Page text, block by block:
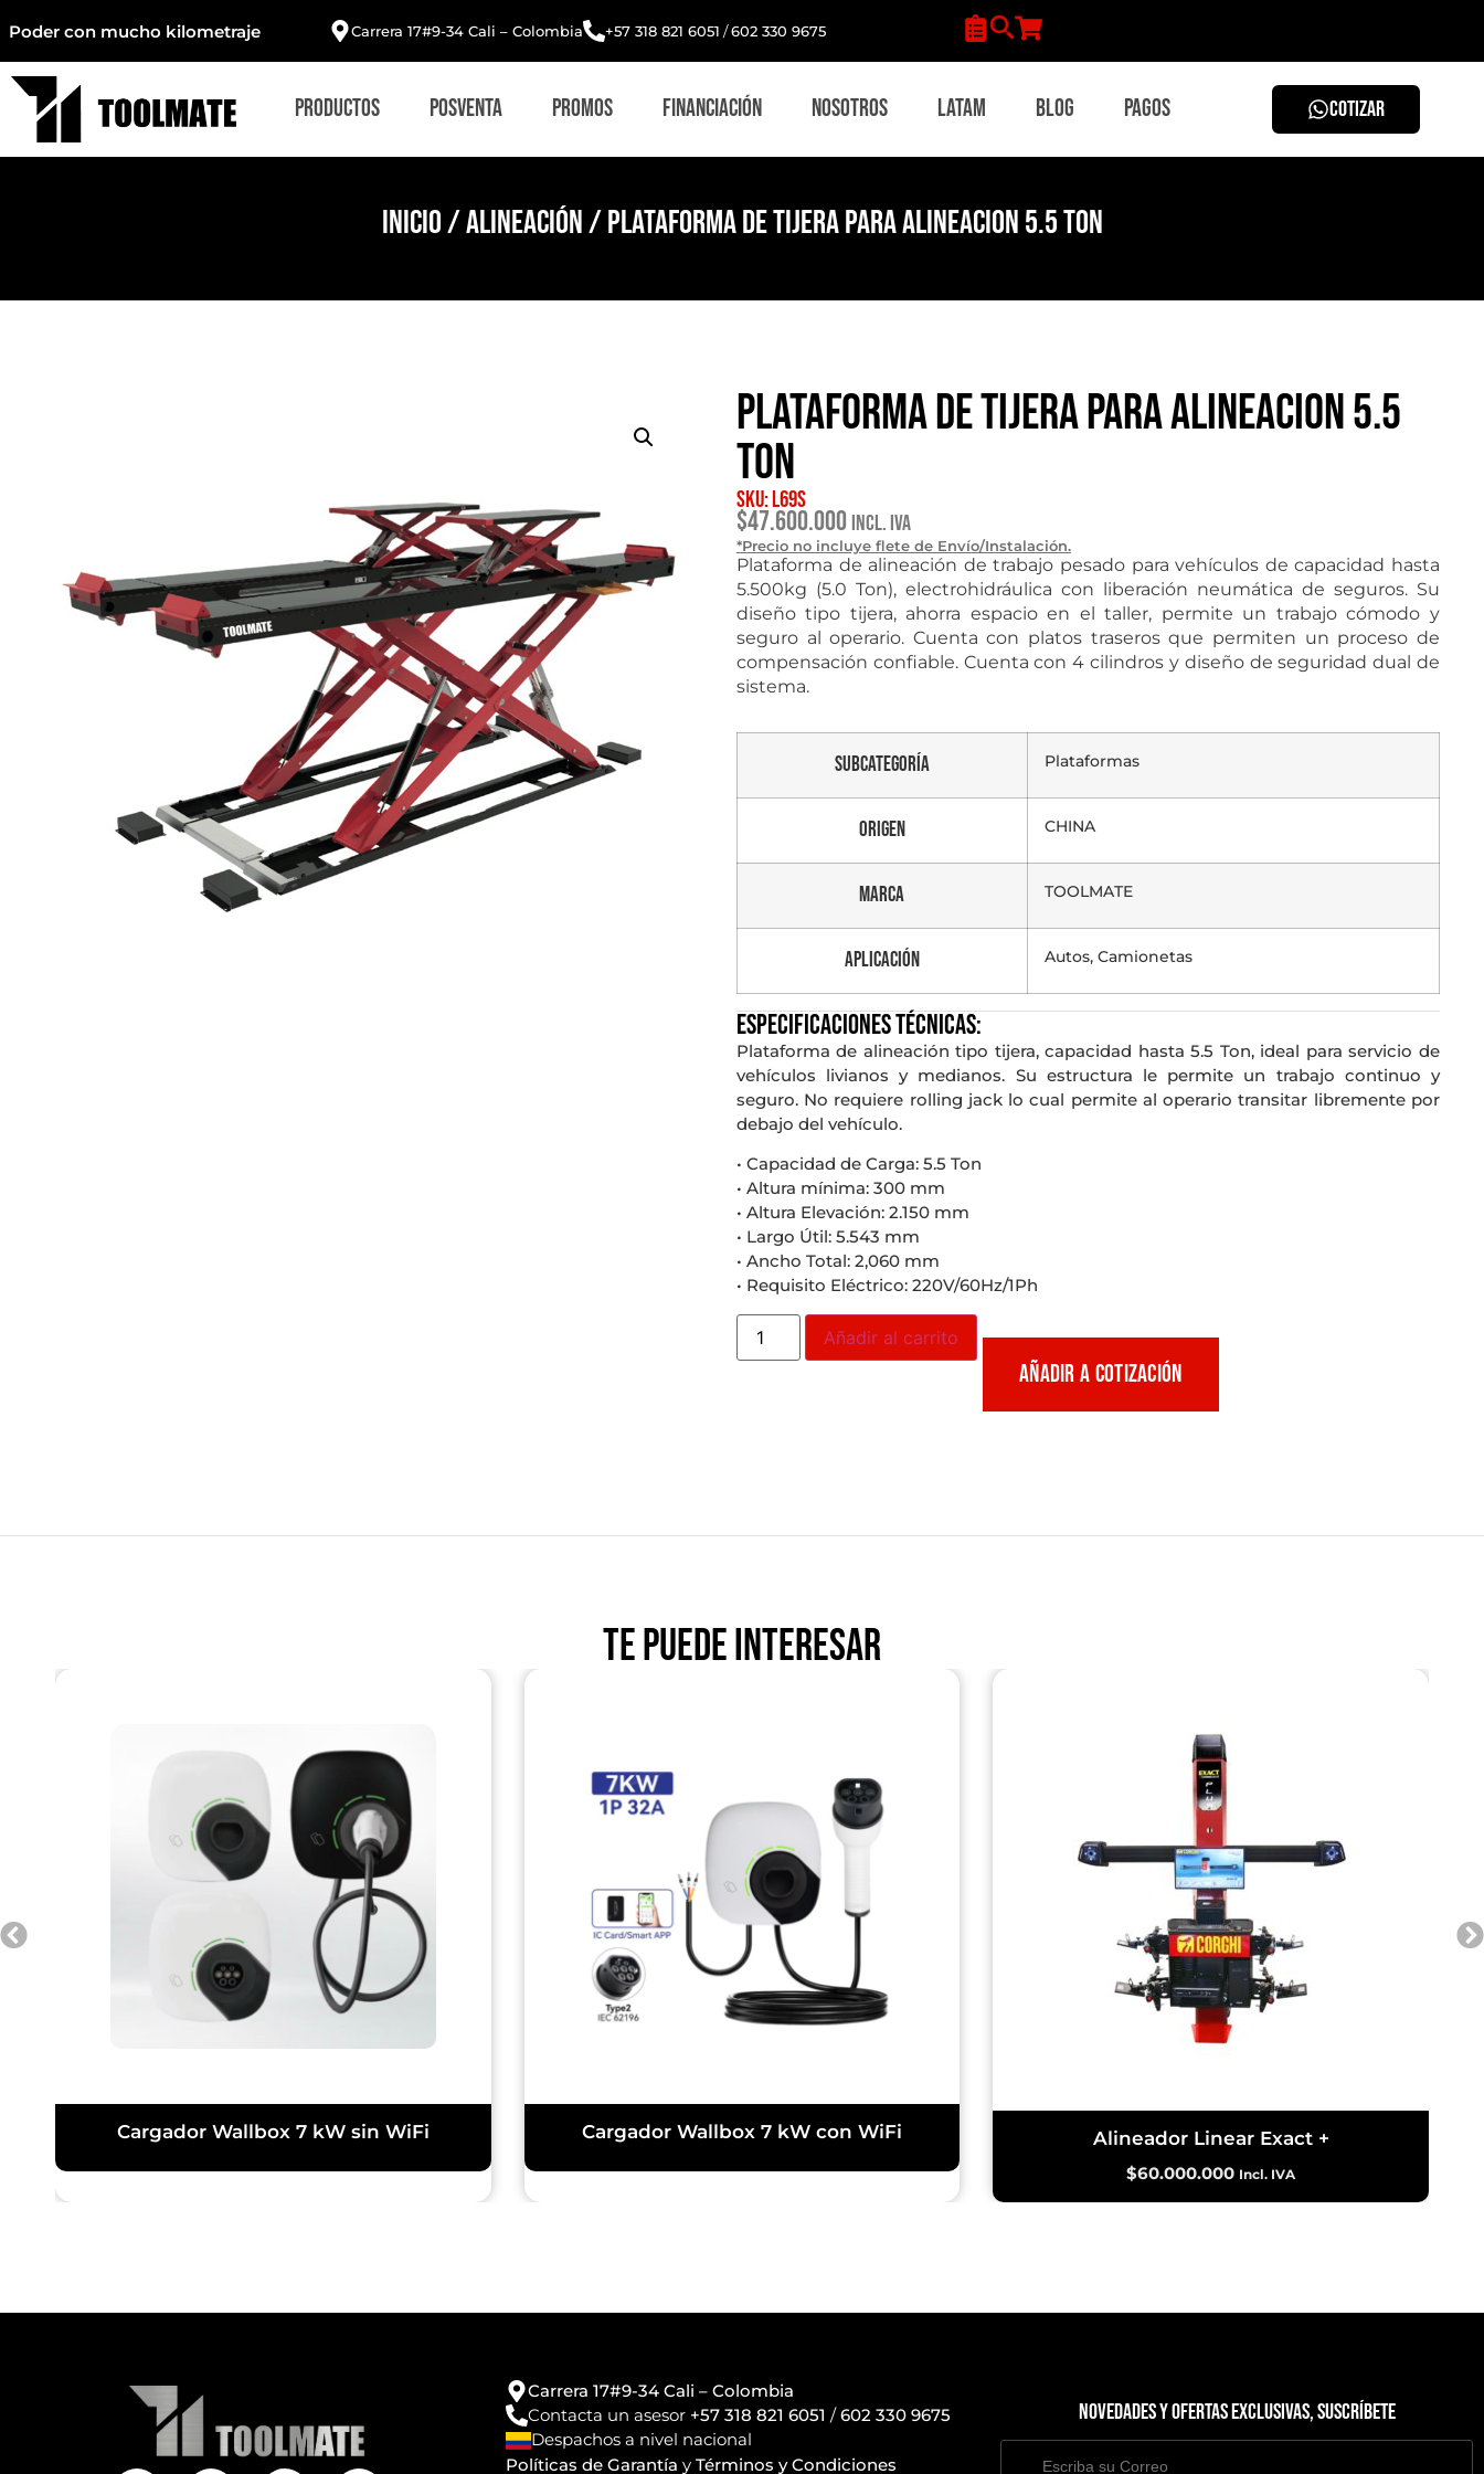
Poder con mucho kilometraje Carrera 17#9-34 Cali – Colombia +57 318 821 6051 /602 330 9675
Productos Posventa Promos Financiación Nosotros Latam Blog Pagos COTIZAR
Inicio/Alineación/ Plataforma de tijera para alineacion 5.5 Ton
Plataforma de tijera para alineacion 5.5
Ton
SKU: L69S
$47.600.000 Incl. IVA
*Precio no incluye flete de Envío/Instalación.
Plataforma de alineación de trabajo pesado para vehículos de capacidad hasta
5.500kg (5.0 Ton), electrohidráulica con liberación neumática de seguros. Su
diseño tipo tijera, ahorra espacio en el taller, permite un trabajo cómodo y
seguro al operario. Cuenta con platos traseros que permiten un proceso de
compensación confiable. Cuenta con 4 cilindros y diseño de seguridad dual de
sistema.
Subcategoría Plataformas
Origen CHINA
Marca TOOLMATE
Aplicación Autos, Camionetas
Especificaciones técnicas:
Plataforma de alineación tipo tijera, capacidad hasta 5.5 Ton, ideal para servicio de
vehículos livianos y medianos. Su estructura le permite un trabajo continuo y
seguro. No requiere rolling jack lo cual permite al operario transitar libremente por
debajo del vehículo.
• Capacidad de Carga: 5.5 Ton
• Altura mínima: 300 mm
• Altura Elevación: 2.150 mm
• Largo Útil: 5.543 mm
• Ancho Total: 2,060 mm
• Requisito Eléctrico: 220V/60Hz/1Ph
Añadir al carrito
AÑADIR A COTIZACIÓN
Te puede interesar
Cargador Wallbox 7 kW sin WiFi Cargador Wallbox 7 kW con WiFi Alineador Linear Exact +
$60.000.000 Incl. IVA
Carrera 17#9-34 Cali – Colombia
Contacta un asesor +57 318 821 6051 /602 330 9675
Despachos a nivel nacional
Políticas de Garantía y Términos y Condiciones
Novedades y ofertas exclusivas, suscríbete